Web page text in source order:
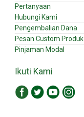
Pertanyaan
Hubungi Kami
Pengembalian Dana
Pesan Custom Produk
Pinjaman Modal
Ikuti Kami